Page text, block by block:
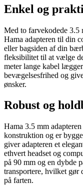
Enkel og
Med to farvekodede 3.5
Hama adapteren til din
eller bagsiden af din
fleksibilitet til at vælge
meter lange kabel
bevægelsesfrihed og
ønsker.
Robust og
Hama 3.5 mm
konstruktion og er
giver adapteren et
ethvert headset og
på 90 mm og en dybde
transportere, hvilket gør
på farten.